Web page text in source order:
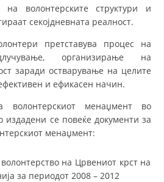
ХУМАНИТАРНО ПРАВО
НА ХУМАНИ ВРЕДНОСТИ
ХУМАНИТАРНА ДЕЈНОСТ
И ДЕЈСТВО ПРИ КАТАСТРОФИ
на волонтерските структури и
секојдневната реалност.
претставува процес на
организирање на
заради остварување на целите
и ефикасен начин.
волонтерскиот менаџмент во
издадени се повеќе документи за
менаџмент:
волонтерство на Црвениот крст на
за периодот 2008 – 2012